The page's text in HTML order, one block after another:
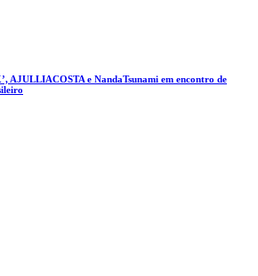
AJULLIACOSTA e NandaTsunami em encontro de